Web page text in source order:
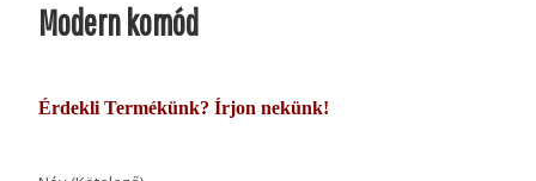
Modern komód
Érdekli Termékünk? Írjon nekünk!